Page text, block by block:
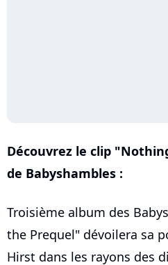
Découvrez le clip
de Babyshambles :
Troisième album des
the Prequel" dévoilera sa
Hirst dans les rayons des